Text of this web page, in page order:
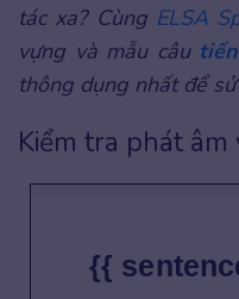
tác xa? Cùng ELSA
vựng và mẫu câu
thông dụng nhất để
Kiểm tra phát âm
{{